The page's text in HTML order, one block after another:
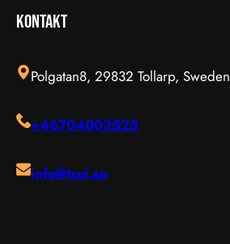
Kontakt
Polgatan8, 29832 Tollarp, Sweden
+46704003525
info@tsoi.se